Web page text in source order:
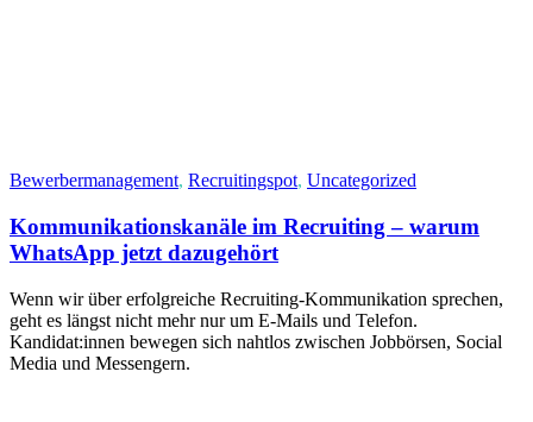
Bewerbermanagement, Recruitingspot, Uncategorized
Kommunikationskanäle im Recruiting – warum
WhatsApp jetzt dazugehört
Wenn wir über erfolgreiche Recruiting-Kommunikation sprechen,
geht es längst nicht mehr nur um E‑Mails und Telefon.
Kandidat:innen bewegen sich nahtlos zwischen Jobbörsen, Social
Media und Messengern.